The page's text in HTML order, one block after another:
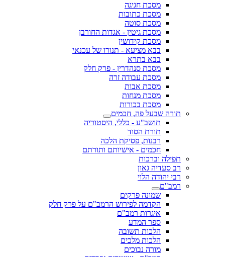
מסכת חגיגה
מסכת כתובות
מסכת סוטה
מסכת גיטין - אגדות החורבן
מסכת קידושין
בבא מציעא - תנורו של עכנאי
בבא בתרא
מסכת סנהדרין - פרק חלק
מסכת עבודה זרה
מסכת אבות
מסכת מנחות
מסכת בכורות
תורה שבעל פה, חכמים
תושב"ע - כללי, היסטוריה
תורת הסוד
רבנות, פסיקת הלכה
חכמים - אישיותם ותורתם
תפילה וברכות
רב סעדיה גאון
רבי יהודה הלוי
רמב"ם
שמונה פרקים
הקדמה לפירוש הרמב"ם על פרק חלק
איגרות רמב"ם
ספר המדע
הלכות תשובה
הלכות מלכים
מורה נבוכים